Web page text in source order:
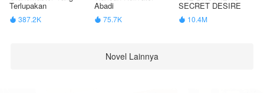
Terlupakan
 387.2K
Abadi
 75.7K
SECRET DESIRE
 10.4M
Novel Lainnya